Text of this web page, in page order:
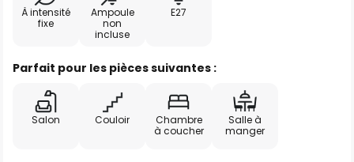
À intensité
fixe
Ampoule
non
incluse
E27
Parfait pour les pièces suivantes :
Salon Couloir
Chambre
à coucher
Salle à
manger